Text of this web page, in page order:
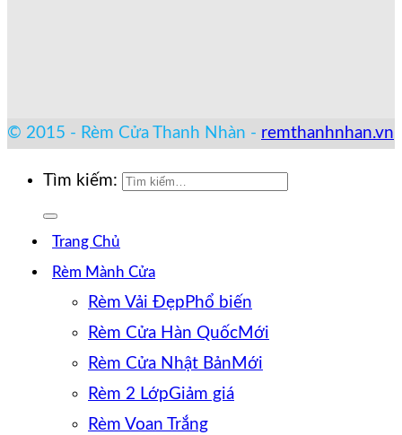
© 2015 - Rèm Cửa Thanh Nhàn - remthanhnhan.vn
Tìm kiếm:
Trang Chủ
Rèm Mành Cửa
Rèm Vải Đẹp
Rèm Cửa Hàn Quốc
Rèm Cửa Nhật Bản
Rèm 2 Lớp
Rèm Voan Trắng